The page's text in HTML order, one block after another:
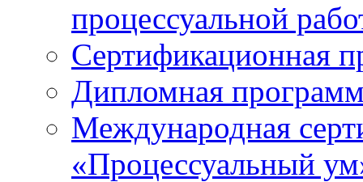
процессуальной
Сертификационная
Дипломная
Международная
«Процессуальный